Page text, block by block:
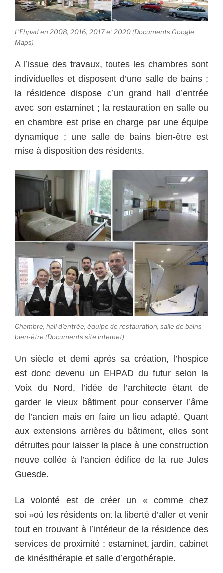
L’Ehpad en 2008, 2016, 2017 et 2020 (Documents Google
Maps)
A l’issue des travaux, toutes les chambres sont
individuelles et disposent d’une salle de bains ;
la résidence dispose d’un grand hall d’entrée
avec son estaminet ; la restauration en salle ou
en chambre est prise en charge par une équipe
dynamique ; une salle de bains bien-être est
mise à disposition des résidents.
Chambre, hall d’entrée, équipe de restauration, salle de bains
bien-être (Documents site internet)
Un siècle et demi après sa création, l’hospice
est donc devenu un EHPAD du futur selon la
Voix du Nord, l’idée de l’architecte étant de
garder le vieux bâtiment pour conserver l’âme
de l’ancien mais en faire un lieu adapté. Quant
aux extensions arrières du bâtiment, elles sont
détruites pour laisser la place à une construction
neuve collée à l’ancien édifice de la rue Jules
Guesde.
La volonté est de créer un « comme chez
soi »où les résidents ont la liberté d’aller et venir
tout en trouvant à l’intérieur de la résidence des
services de proximité : estaminet, jardin, cabinet
de kinésithérapie et salle d’ergothérapie.